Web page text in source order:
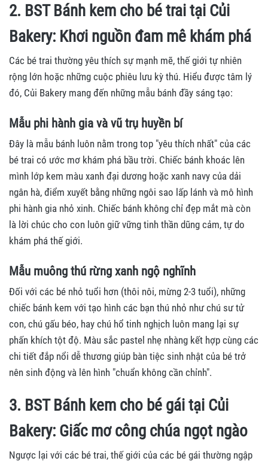
2. BST Bánh kem cho bé trai tại Củi
Bakery: Khơi nguồn đam mê khám phá
Các bé trai thường yêu thích sự mạnh mẽ, thế giới tự nhiên
rộng lớn hoặc những cuộc phiêu lưu kỳ thú. Hiểu được tâm lý
đó, Củi Bakery mang đến những mẫu bánh đầy sáng tạo:
Mẫu phi hành gia và vũ trụ huyền bí
Đây là mẫu bánh luôn nằm trong top "yêu thích nhất" của các
bé trai có ước mơ khám phá bầu trời. Chiếc bánh khoác lên
mình lớp kem màu xanh đại dương hoặc xanh navy của dải
ngân hà, điểm xuyết bằng những ngôi sao lấp lánh và mô hình
phi hành gia nhỏ xinh. Chiếc bánh không chỉ đẹp mắt mà còn
là lời chúc cho con luôn giữ vững tinh thần dũng cảm, tự do
khám phá thế giới.
Mẫu muông thú rừng xanh ngộ nghĩnh
Đối với các bé nhỏ tuổi hơn (thôi nôi, mừng 2-3 tuổi), những
chiếc bánh kem với tạo hình các bạn thú nhỏ như chú sư tử
con, chú gấu béo, hay chú hổ tinh nghịch luôn mang lại sự
phấn khích tột độ. Màu sắc pastel nhẹ nhàng kết hợp cùng các
chi tiết đắp nổi dễ thương giúp bàn tiệc sinh nhật của bé trở
nên sinh động và lên hình "chuẩn không cần chỉnh".
3. BST Bánh kem cho bé gái tại Củi
Bakery: Giấc mơ công chúa ngọt ngào
Ngược lại với các bé trai, thế giới của các bé gái thường ngập